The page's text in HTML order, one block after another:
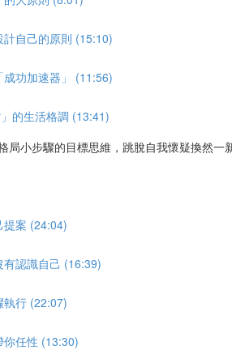
計自己的原則 (15:10)
成功加速器」 (11:56)
的生活格調 (13:41)
局小步驟的目標思維，跳脫自我懷疑換然一
提案 (24:04)
有認識自己 (16:39)
執行 (22:07)
你任性 (13:30)